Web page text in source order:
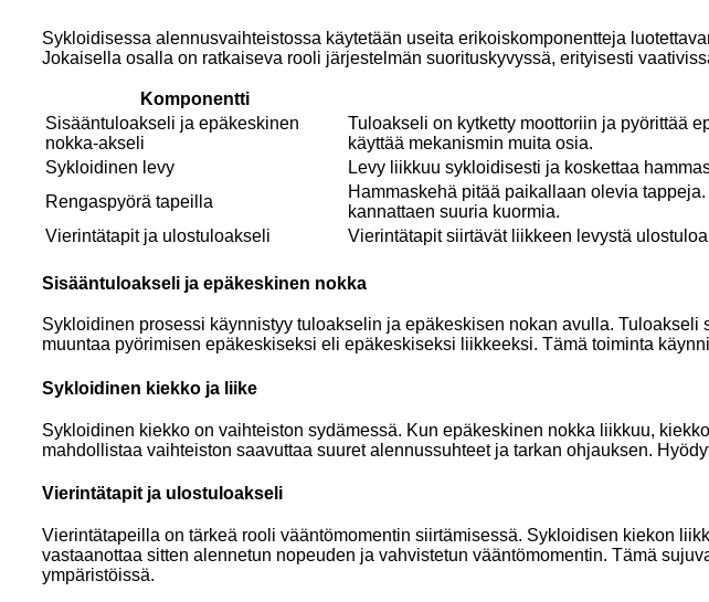
Sykloidisessa alennusvaihteistossa käytetään useita erikoiskomponentteja
Jokaisella osalla on ratkaiseva rooli järjestelmän suorituskyvyssä, erityisesti
Komponentti
Sisääntuloakseli ja epäkeskinen
nokka-akseli
Tuloakseli on kytketty moottoriin ja pyörittää
käyttää mekanismin muita osia.
Sykloidinen levy
Levy liikkuu sykloidisesti ja koskettaa
Rengaspyörä tapeilla
Hammaskehä pitää paikallaan olevia
kannattaen suuria kuormia.
Vierintätapit ja ulostuloakseli
Vierintätapit siirtävät liikkeen levystä
Sisääntuloakseli ja epäkeskinen nokka
Sykloidinen prosessi käynnistyy tuloakselin ja epäkeskisen nokan avulla.
muuntaa pyörimisen epäkeskiseksi eli epäkeskiseksi liikkeeksi. Tämä toiminta
Sykloidinen kiekko ja liike
Sykloidinen kiekko on vaihteiston sydämessä. Kun epäkeskinen nokka liikkuu,
mahdollistaa vaihteiston saavuttaa suuret alennussuhteet ja tarkan ohjauksen.
Vierintätapit ja ulostuloakseli
Vierintätapeilla on tärkeä rooli vääntömomentin siirtämisessä. Sykloidisen kiekon
vastaanottaa sitten alennetun nopeuden ja vahvistetun vääntömomentin. Tämä
ympäristöissä.